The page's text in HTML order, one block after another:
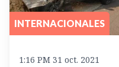
INTERNACIONALES
1:16 PM 31 oct. 2021